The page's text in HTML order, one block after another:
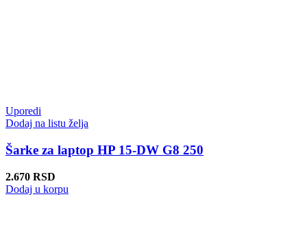
Uporedi
Dodaj na listu želja
Šarke za laptop HP 15-DW G8 250
2.670 RSD
Dodaj u korpu